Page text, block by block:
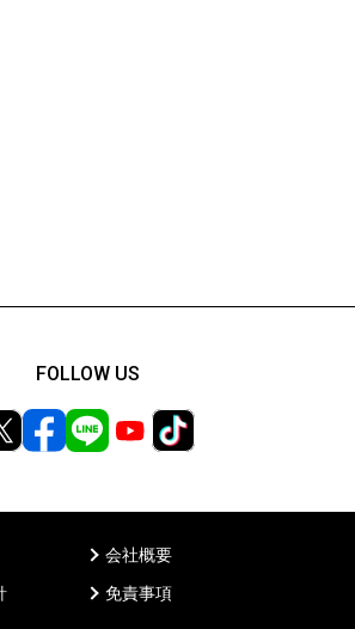
会社概要
免責事項
FOLLOW US